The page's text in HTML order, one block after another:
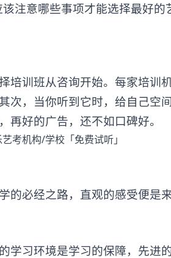
注意哪些事项才能选择最好的
训班从咨询开始。每家培训
次，当你听到它时，给自己空
再好的广告，还不如口碑好。
必经之路，直观的感受便是
习环境是学习的保障，先进